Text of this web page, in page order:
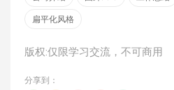
扁平化风格
版权:仅限学习交流，不可商用
分享到：